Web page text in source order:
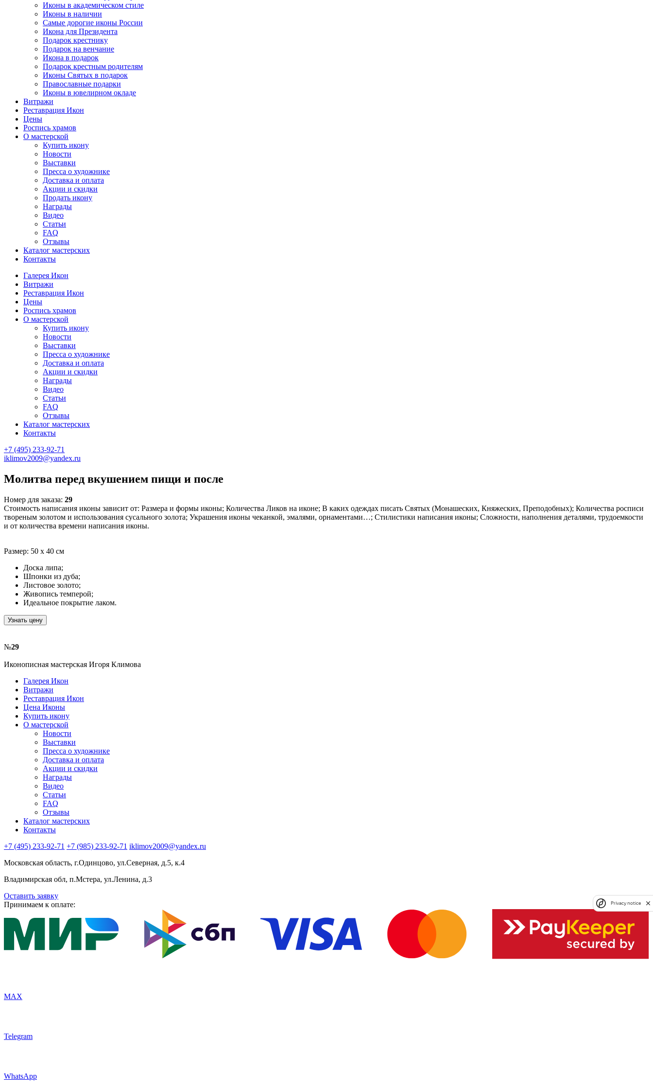
Иконы в академическом стиле
Иконы в наличии
Самые дорогие иконы России
Икона для Президента
Подарок крестнику
Подарок на венчание
Икона в подарок
Подарок крестным родителям
Иконы Святых в подарок
Православные подарки
Иконы в ювелирном окладе
Витражи
Реставрация Икон
Цены
Роспись храмов
О мастерской
Купить икону
Новости
Выставки
Пресса о художнике
Доставка и оплата
Акции и скидки
Продать икону
Награды
Видео
Статьи
FAQ
Отзывы
Каталог мастерских
Контакты
Галерея Икон
Витражи
Реставрация Икон
Цены
Роспись храмов
О мастерской
Купить икону
Новости
Выставки
Пресса о художнике
Доставка и оплата
Акции и скидки
Награды
Видео
Статьи
FAQ
Отзывы
Каталог мастерских
Контакты
+7 (495) 233-92-71
iklimov2009@yandex.ru
Молитва перед вкушением пищи и после
Номер для заказа: 29
Стоимость написания иконы зависит от: Размера и формы иконы; Количества Ликов на иконе; В каких одеждах писать Святых (Монашеских, Княжеских, Преподобных); Количества росписи
твореным золотом и использования сусального золота; Украшения иконы чеканкой, эмалями, орнаментами…; Стилистики написания иконы; Сложности, наполнения деталями, трудоемкости
и от количества времени написания иконы.
Размер: 50 х 40 см
Доска липа;
Шпонки из дуба;
Листовое золото;
Живопись темперой;
Идеальное покрытие лаком.
Узнать цену
№29
Иконописная мастерская Игоря Климова
Галерея Икон
Витражи
Реставрация Икон
Цена Иконы
Купить икону
О мастерской
Новости
Выставки
Пресса о художнике
Доставка и оплата
Акции и скидки
Награды
Видео
Статьи
FAQ
Отзывы
Каталог мастерских
Контакты
+7 (495) 233-92-71 +7 (985) 233-92-71 iklimov2009@yandex.ru
Московская область, г.Одинцово, ул.Северная, д.5, к.4
Владимирская обл, п.Мстера, ул.Ленина, д.3
Оставить заявку
Принимаем к оплате:
MAX
Telegram
WhatsApp
Privacy notice